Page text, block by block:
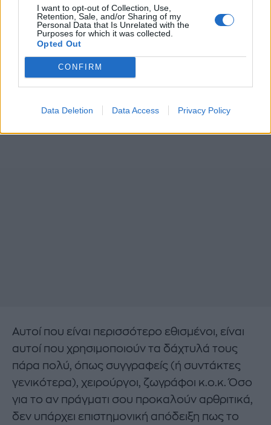
I want to opt-out of Collection, Use,
Retention, Sale, and/or Sharing of my
Personal Data that Is Unrelated with the
Purposes for which it was collected.
Opted Out
CONFIRM
Data Deletion Data Access Privacy Policy
Αυτοί που είναι περισσότερο εθισμένοι, είναι
αυτοί που χρησιμοποιούν τα δάχτυλά τους
πάρα πολύ, όπως συγγραφείς (ή συντάκτες
γενικότερα), χειρούργοι, ζωγράφοι κ.ο.κ. Όσο
για το αν πράγματι σου προκαλούν αρθριτικά,
δεν υπάρχει επιστημονική απόδειξη πως το